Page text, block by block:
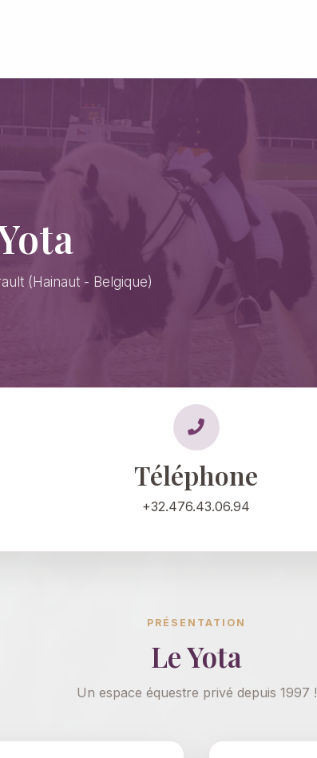
(Hainaut - Belgique)
Téléphone
+32.476.43.06.94
PRÉSENTATION
Le Yota
Un espace équestre privé depuis 1997 !